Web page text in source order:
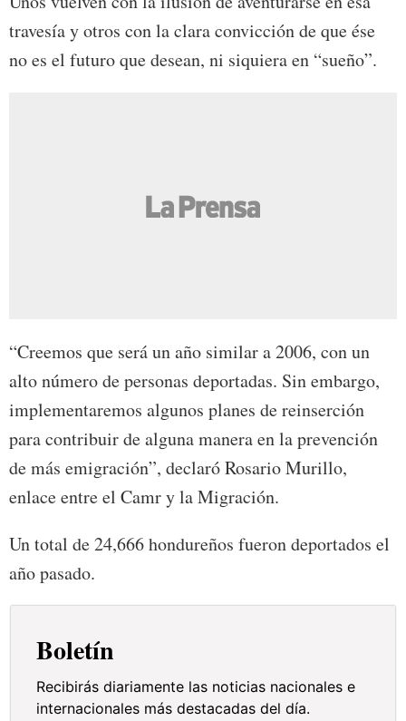
travesía y otros con la clara convicción de que ése
no es el futuro que desean, ni siquiera en “sueño”.
“Creemos que será un año similar a 2006, con un
alto número de personas deportadas. Sin embargo,
implementaremos algunos planes de reinserción
para contribuir de alguna manera en la prevención
de más emigración”, declaró Rosario Murillo,
enlace entre el Camr y la Migración.
Un total de 24,666 hondureños fueron deportados el
año pasado.
Boletín
Recibirás diariamente las noticias nacionales e
internacionales más destacadas del día.